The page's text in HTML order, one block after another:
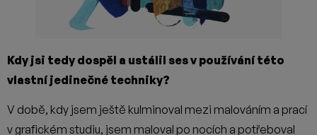
Kdy jsi tedy dospěl a ustálil ses v používání této
vlastní jedinečné techniky?
V době, kdy jsem ještě kulminoval mezi malováním a prací
v grafickém studiu, jsem maloval po nocích a potřeboval